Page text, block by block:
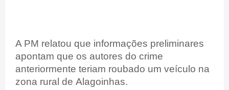
A PM relatou que informações preliminares
apontam que os autores do crime
anteriormente teriam roubado um veículo na
zona rural de Alagoinhas.